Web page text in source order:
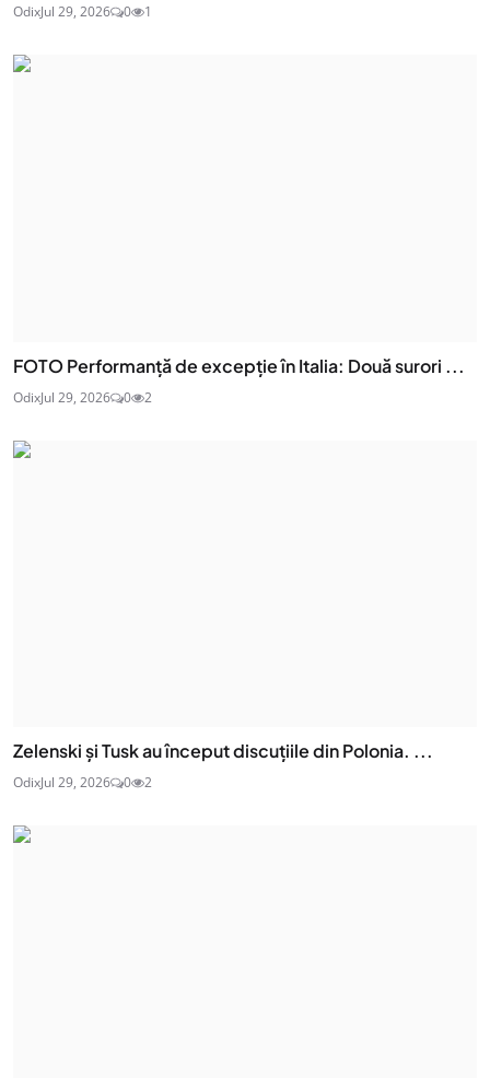
OdixJul 29, 2026 0 1
FOTO Performanță de excepție în Italia: Două surori ...
OdixJul 29, 2026 0 2
Zelenski și Tusk au început discuțiile din Polonia. ...
OdixJul 29, 2026 0 2